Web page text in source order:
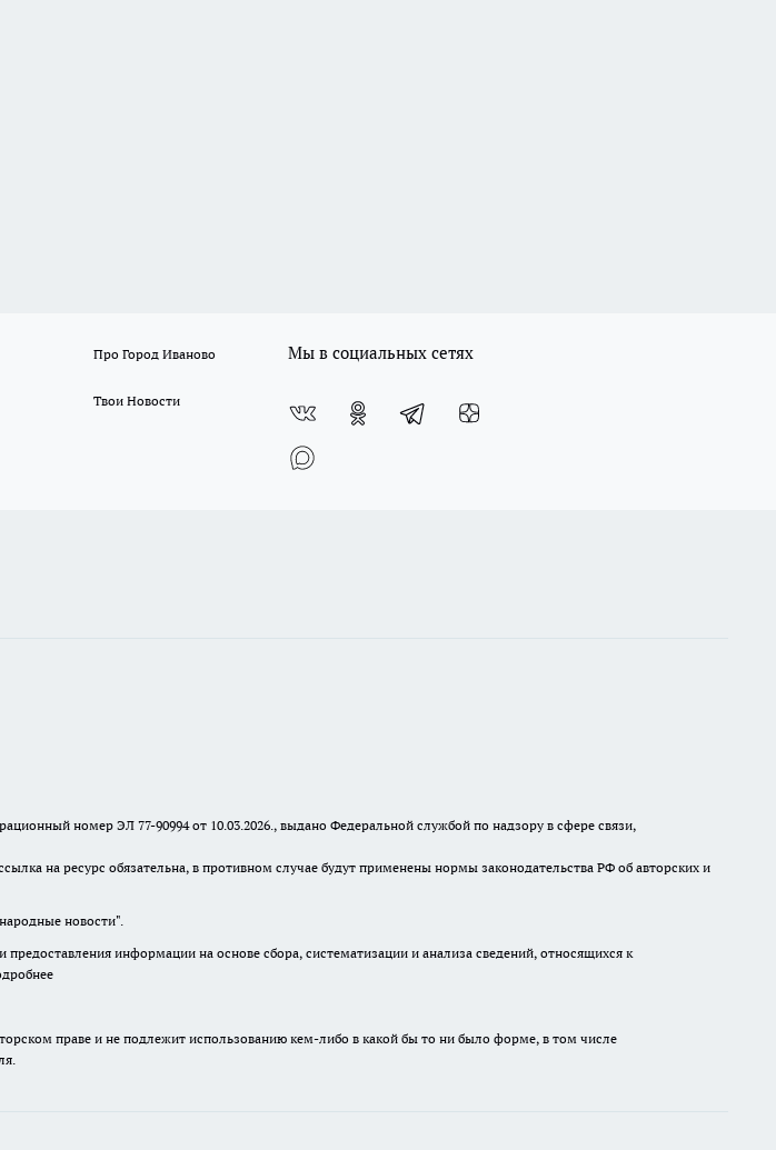
Про Город Иваново
Твои Новости
Мы в социальных сетях
номер ЭЛ 77-90994 от 10.03.2026., выдано Федеральной службой по надзору в сфере связи,
на ресурс обязательна, в противном случае будут применены нормы законодательства РФ об авторских и
новости".
информации на основе сбора, систематизации и анализа сведений, относящихся к
праве и не подлежит использованию кем-либо в какой бы то ни было форме, в том числе